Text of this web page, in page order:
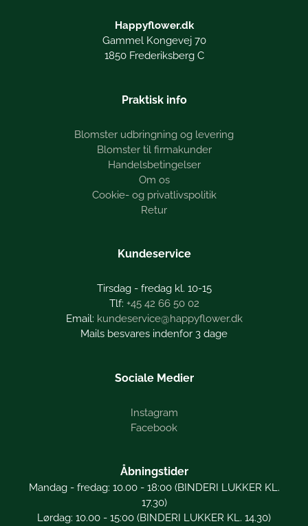
Happyflower.dk
Gammel Kongevej 70
1850 Frederiksberg C
Praktisk info
Blomster udbringning og levering
Blomster til firmakunder
Handelsbetingelser
Om os
Cookie- og privatlivspolitik
Retur
Kundeservice
Tirsdag - fredag kl. 10-15
+45 42 66 50 02
kundeservice@happyflower.dk
Mails besvares indenfor 3 dage
Sociale Medier
Instagram
Facebook
Åbningstider
Mandag - fredag: 10.00 - 18:00 (BINDERI LUKKER KL.
17.30)
Lørdag: 10.00 - 15:00 (BINDERI LUKKER KL. 14.30)